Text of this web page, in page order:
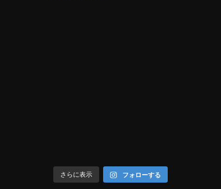
さらに表示 フォローする